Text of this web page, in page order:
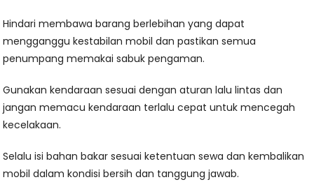
Hindari membawa barang berlebihan yang dapat
mengganggu kestabilan mobil dan pastikan semua
penumpang memakai sabuk pengaman.
Gunakan kendaraan sesuai dengan aturan lalu lintas dan
jangan memacu kendaraan terlalu cepat untuk mencegah
kecelakaan.
Selalu isi bahan bakar sesuai ketentuan sewa dan kembalikan
mobil dalam kondisi bersih dan tanggung jawab.